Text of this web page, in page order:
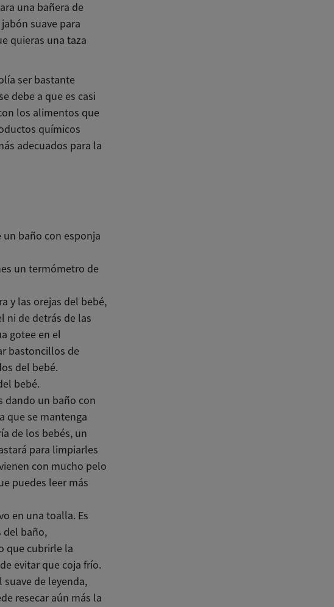
una bañera de
suave para
quieras una taza
ser bastante
debe a que es casi
los alimentos que
químicos
adecuados para la
un baño con esponja
un termómetro de
y las orejas del bebé,
ni de detrás de las
gotee en el
bastoncillos de
del bebé.
bebé.
dando un baño con
que se mantenga
de los bebés, un
para limpiarles
con mucho pelo
puedes leer más
en una toalla. Es
del baño,
que cubrirle la
evitar que coja frío.
de leyenda,
resecar aún más la